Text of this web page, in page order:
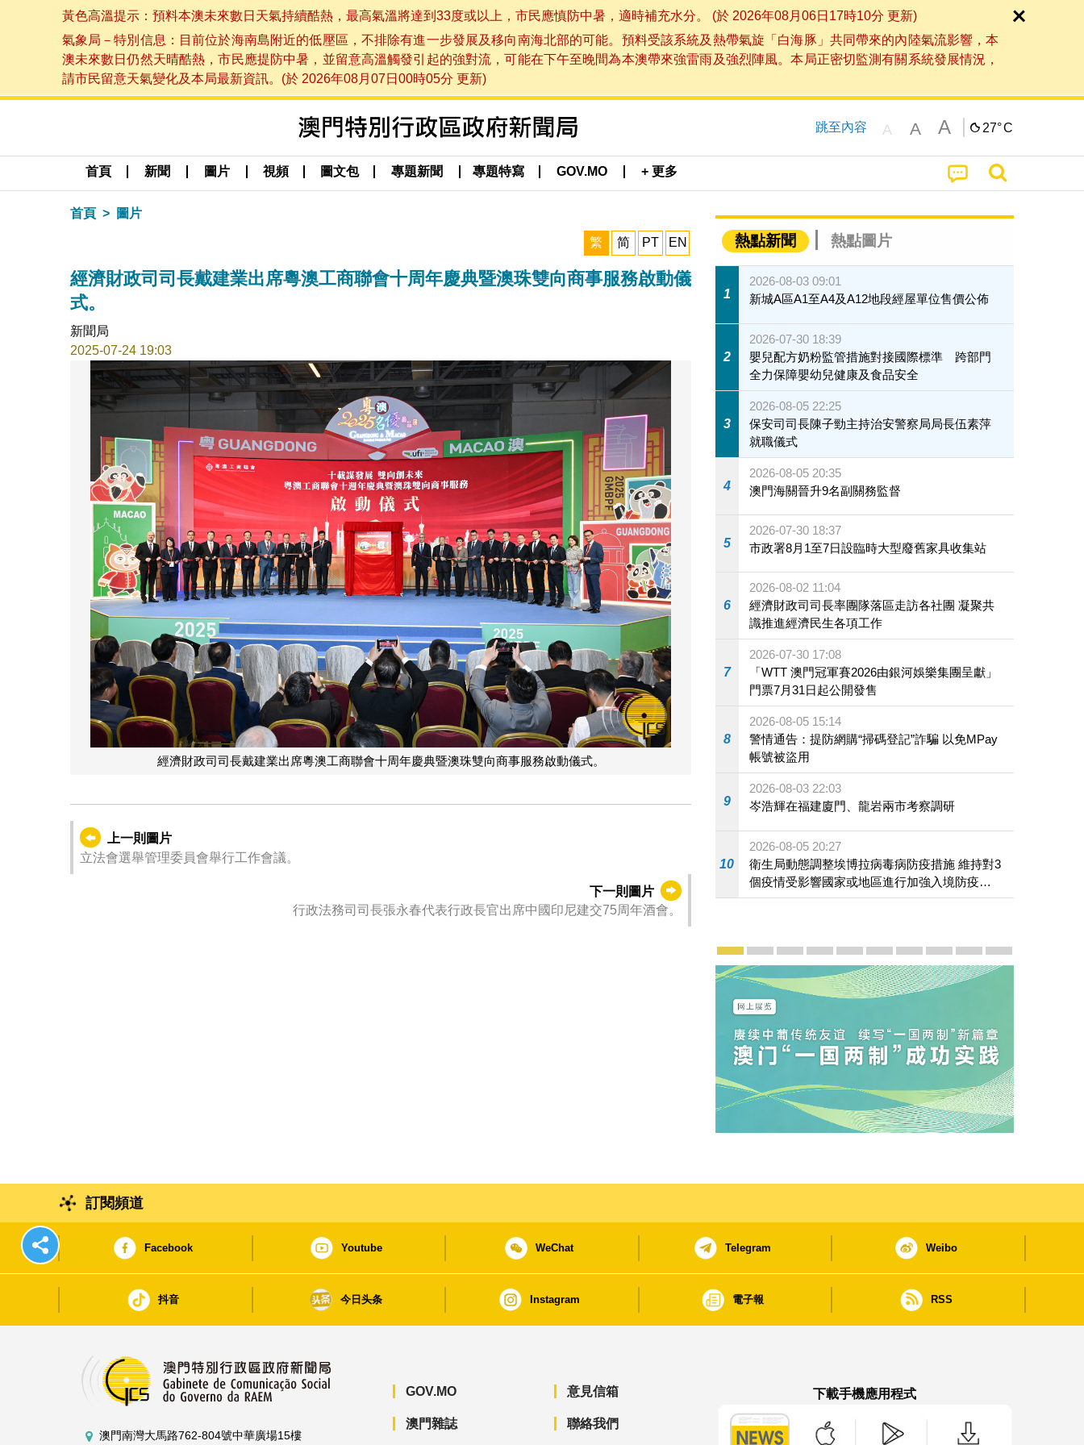
黃色高溫提示：預料本澳未來數日天氣持續酷熱，最高氣溫將達到33度或以上，市民應慎防中暑，適時補充水分。 (於 2026年08月06日17時10分 更新)
氣象局－特別信息：目前位於海南島附近的低壓區，不排除有進一步發展及移向南海北部的可能。預料受該系統及熱帶氣旋「白海豚」共同帶來的內陸氣流影響，本
澳未來數日仍然天晴酷熱，市民應提防中暑，並留意高溫觸發引起的強對流，可能在下午至晚間為本澳帶來強雷雨及強烈陣風。本局正密切監測有關系統發展情況，
請市民留意天氣變化及本局最新資訊。(於 2026年08月07日00時05分 更新)
跳至內容 A A A 27°C
首頁 新聞 圖片 視頻 圖文包 專題新聞 專題特寫 GOV.MO + 更多
首頁 圖片
繁 简 PT EN
經濟財政司司長戴建業出席粵澳工商聯會十周年慶典暨澳珠雙向商事服務啟動儀
式。
新聞局
2025-07-24 19:03
經濟財政司司長戴建業出席粵澳工商聯會十周年慶典暨澳珠雙向商事服務啟動儀式。
上一則圖片
立法會選舉管理委員會舉行工作會議。
下一則圖片
行政法務司司長張永春代表行政長官出席中國印尼建交75周年酒會。
熱點新聞 熱點圖片
1
2026-08-03 09:01
新城A區A1至A4及A12地段經屋單位售價公佈
2
2026-07-30 18:39
嬰兒配方奶粉監管措施對接國際標準 跨部門
全力保障嬰幼兒健康及食品安全
3
2026-08-05 22:25
保安司司長陳子勁主持治安警察局局長伍素萍
就職儀式
4
2026-08-05 20:35
澳門海關晉升9名副關務監督
5
2026-07-30 18:37
市政署8月1至7日設臨時大型廢舊家具收集站
6
2026-08-02 11:04
經濟財政司司長率團隊落區走訪各社團 凝聚共
識推進經濟民生各項工作
7
2026-07-30 17:08
「WTT 澳門冠軍賽2026由銀河娛樂集團呈獻」
門票7月31日起公開發售
8
2026-08-05 15:14
警情通告：提防網購“掃碼登記”詐騙 以免MPay
帳號被盜用
9
2026-08-03 22:03
岑浩輝在福建廈門、龍岩兩市考察調研
10
2026-08-05 20:27
衛生局動態調整埃博拉病毒病防疫措施 維持對3
個疫情受影響國家或地區進行加強入境防疫措
施
宣傳及推廣
賡續中葡傳統友誼 續寫“一國兩制”新篇章 — 澳門“一國
澳門名片集
行政長官岑浩輝11月18日發表2026年施政報
施政特寫澳門特別行政區經濟和社會發展第
橫琴粵澳深度合作區專題網站
施政小講堂
走進澳門澳門相簿2020
《澳门微视
訂閱頻道
Facebook Youtube WeChat Telegram Weibo
抖音 今日头条 Instagram 電子報 RSS
澳門南灣大馬路762-804號中華廣場15樓
GOV.MO
澳門雜誌
意見信箱
聯絡我們
下載手機應用程式